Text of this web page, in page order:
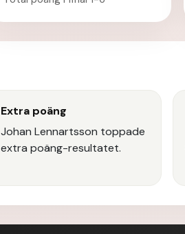
Extra poäng
Johan Lennartsson toppade
extra poäng-resultatet.